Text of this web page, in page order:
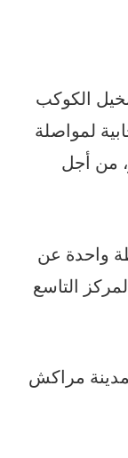
الكوكب
لمواصلة
من أجل
55 نقطة بفارق نقطة واحدة عن
التاسع
بالملعب الكبير بمدينة مراكش